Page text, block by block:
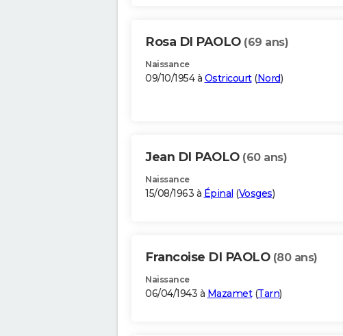
Rosa DI PAOLO (69 ans)
Naissance
09/10/1954 à Ostricourt(Nord)
Jean DI PAOLO (60 ans)
Naissance
15/08/1963 à Épinal (Vosges)
Francoise DI PAOLO (80 ans)
Naissance
06/04/1943 à Mazamet(Tarn)